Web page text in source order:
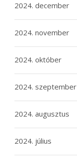
2024. december
2024. november
2024. október
2024. szeptember
2024. augusztus
2024. július